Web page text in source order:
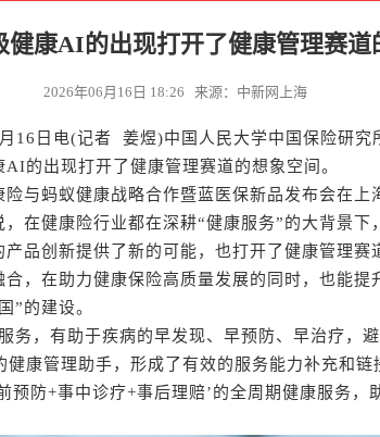
健康AI的出现打开了健康管理赛道
2026年06月16日 18:26 来源：中新网上海
日电(记者 姜煜)中国人民大学中国保险研究
AI的出现打开了健康管理赛道的想象空间。
蚂蚁健康战略合作暨蓝医保新品发布会在上
，在健康险行业都在深耕“健康服务”的大背景下
产品创新提供了新的可能，也打开了健康管理赛
合，在助力健康保险高质量发展的同时，也能提
”的建设。
，有助于疾病的早发现、早预防、早治疗，避
康管理助手，形成了有效的服务能力补充和链
预防+事中诊疗+事后理赔’的全周期健康服务，